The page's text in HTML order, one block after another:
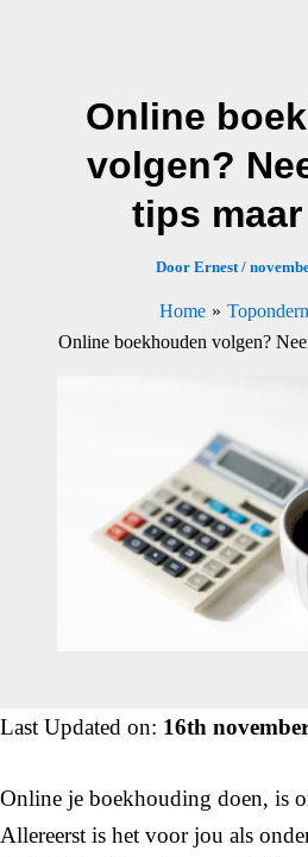
Online
volgen?
tips maar
Door Ernest/
Home
Online boekhouden volgen?
Last Updated on: 16th
Online je boekhouding doen, is
Allereerst is het voor jou als